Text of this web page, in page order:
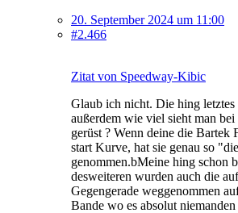
20. September 2024 um 11:00
#2.466
Zitat von Speedway-Kibic
Glaub ich nicht. Die hing letztes
außerdem wie viel sieht man bei
gerüst ? Wenn deine die Bartek
start Kurve, hat sie genau so
genommen.bMeine hing schon
desweiteren wurden auch die
Gegengerade weggenommen
Bande wo es absolut niemanden